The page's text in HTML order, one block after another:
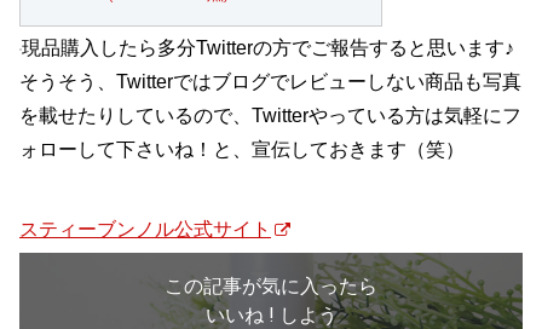
現品購入したら多分Twitterの方でご報告すると思います♪
そうそう、Twitterではブログでレビューしない商品も写真
を載せたりしているので、Twitterやっている方は気軽にフ
ォローして下さいね！と、宣伝しておきます（笑）
スティーブンノル公式サイト
この記事が気に入ったら
いいね ! しよう